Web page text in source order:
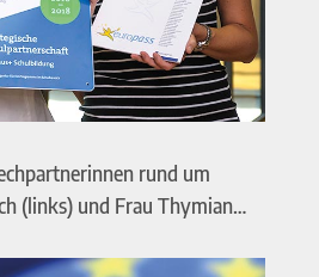
rund um
(links) und Frau Thymian…